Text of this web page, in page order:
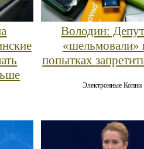
Володин:
«шельмовали»
попытках
Электронные Копии